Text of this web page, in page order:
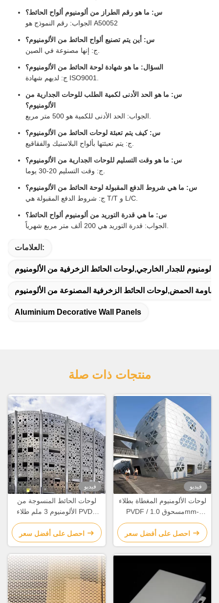
س: ما هو رقم الطراز من ألومنيوم ألواح الحائط؟
الجواب: رقم النموذج هو A50052
س: أين يتم تصنيع ألواح الحائط من الألومنيوم؟
السؤال: ما هو شهادة لوحة الحائط من الألومنيوم؟
ج: لديهم شهادة ISO9001.
س: ما هو الحد الأدنى لكمية الطلب للوحات الجدارية من
الألومنيوم؟
س: كيف يتم تعبئة لوحات الحائط من الألومنيوم؟
س: ما هو وقت التسليم للوحات الجدارية من الألومنيوم؟
س: ما هي شروط الدفع المقبولة لوحة الحائط من الألومنيوم؟
ج: شروط الدفع المقبولة هي T/T و L/C.
س: ما هي قدرة التوريد من ألومنيوم ألواح الحائط؟
العلامات:
للجدار الخارجي,لوحات الحائط الزخرفية من الألومنيوم
الحمض,لوحات الحائط الزخرفية المصنوعة من الألومنيوم
Aluminium Decorative Wall Panels
منتجات ذات صلة
فيديو
لوحات الحائط المنسوجة من
الألومنيوم 3 ملم طلاء PVDF
مخصصة لتزيين المباني
احصل على أفضل سعر
فيديو
لوحات الألومنيوم المغطاة بطلاء
PVDF / مسحوق 1.0mm-
6.0mm لسهولة تثبيت المسامير
احصل على أفضل سعر